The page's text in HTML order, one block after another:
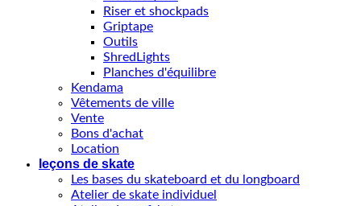
Riser et shockpads
Griptape
Outils
ShredLights
Planches d'équilibre
Kendama
Vêtements de ville
Vente
Bons d'achat
Location
leçons de skate
Les bases du skateboard et du longboard
Atelier de skate individuel